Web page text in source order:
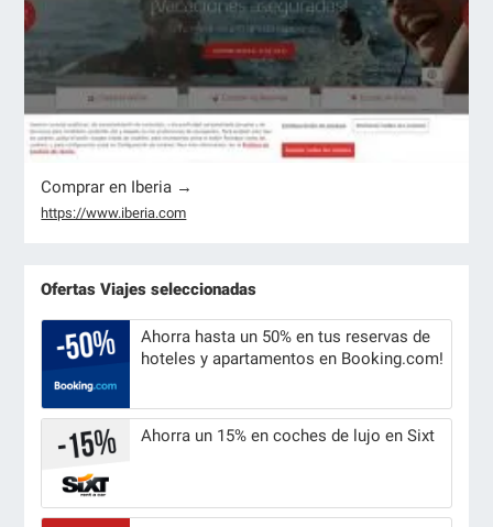
Comprar en Iberia →
https://www.iberia.com
Ofertas Viajes seleccionadas
Ahorra hasta un 50% en tus reservas de
hoteles y apartamentos en Booking.com!
Ahorra un 15% en coches de lujo en Sixt